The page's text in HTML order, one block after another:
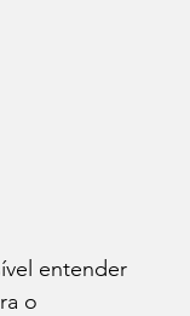
entender
o